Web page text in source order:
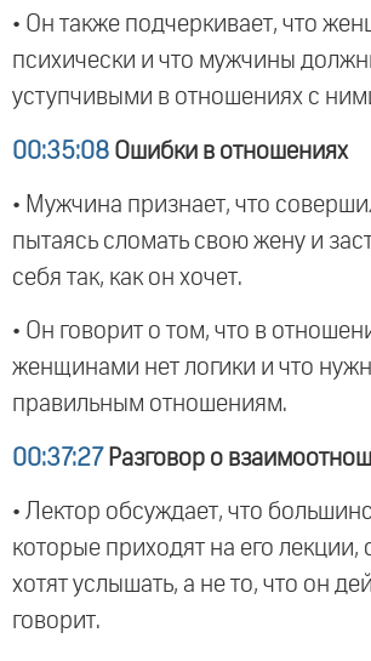
• Он также подчеркивает, что
психически и что мужчины
уступчивыми в отношениях с
00:35:08 Ошибки в отношениях
• Мужчина признает, что
пытаясь сломать свою жену и
себя так, как он хочет.
• Он говорит о том, что в
женщинами нет логики и что
правильным отношениям.
00:37:27 Разговор о
• Лектор обсуждает, что
которые приходят на его лекции,
хотят услышать, а не то, что он
говорит.